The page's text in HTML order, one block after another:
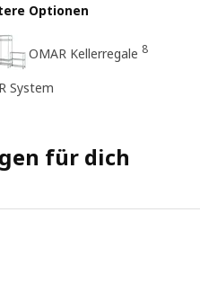
Optionen
OMAR Kellerregale 8
System
für dich